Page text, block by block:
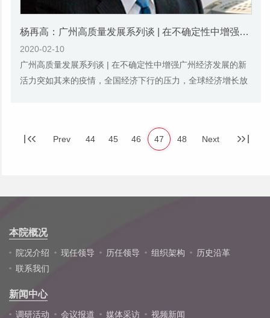
杨再高：广州高质量发展系列谈 | 在不确定性中增强广州经济发展的新活力
2020-02-10
广州高质量发展系列谈 | 在不确定性中增强广州经济发展的新
活力突如其来的疫情，全国经济下行的压力，全球经济增长放
Prev 44 45 46 47 48 Next
本院概况
院况介绍 现任领导 历任领导 组织架构
历史沿革
联系我们
新闻中心
调研活动 会议报道 媒体采访 视频新闻